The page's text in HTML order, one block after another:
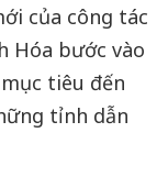
của công tác
Hóa bước vào
tiêu đến
tỉnh dẫn